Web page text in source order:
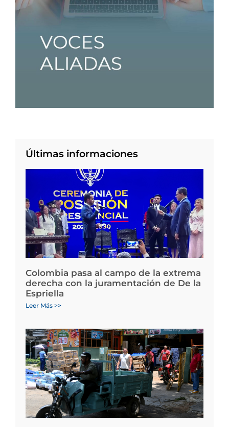
Últimas informaciones
Colombia pasa al campo de la extrema
derecha con la juramentación de De la
Espriella
Leer Más >>